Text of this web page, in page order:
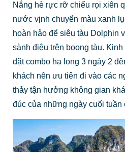
Nắng hè rực rỡ chiếu rọi xiên
nước vịnh chuyển màu xanh
hoàn hảo để siêu tàu Dolphin
sành điệu trên boong tàu.
đặt combo hạ long 3 ngày 2
khách nên ưu tiên đi vào các
thảy tận hưởng không gian
đúc của những ngày cuối tuần